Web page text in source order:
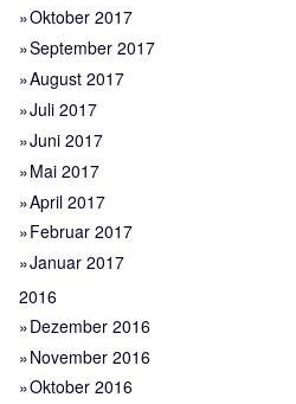
Oktober 2017
September 2017
August 2017
Juli 2017
Juni 2017
Mai 2017
April 2017
Februar 2017
Januar 2017
2016
Dezember 2016
November 2016
Oktober 2016